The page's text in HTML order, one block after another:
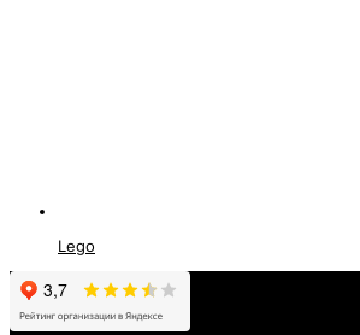
Lego